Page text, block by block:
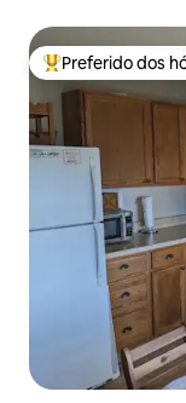
Entre os
Preferido dos